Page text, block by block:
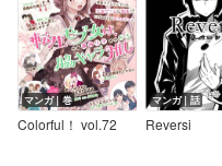
マンガ｜巻
Colorful！ vol.72
マンガ｜話
Reversi